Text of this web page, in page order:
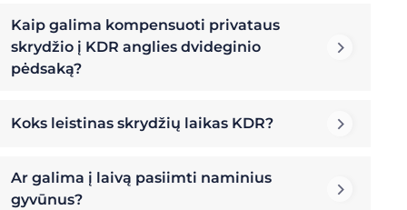
Kaip galima kompensuoti privataus
skrydžio į KDR anglies dvideginio
pėdsaką?
Koks leistinas skrydžių laikas KDR?
Ar galima į laivą pasiimti naminius
gyvūnus?